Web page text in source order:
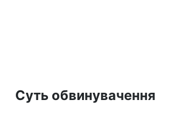
Суть обвинувачення